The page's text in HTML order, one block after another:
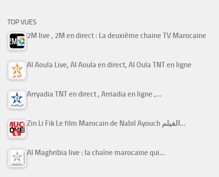
TOP VUES
2M live , 2M en direct : La deuxième chaine TV Marocaine
Al Aoula Live, Al Aoula en direct, Al Oula TNT en ligne
Arryadia TNT en direct , Arriadia en ligne ,…
Zin Li Fik Le film Marocain de Nabil Ayouch الفيلم…
Al Maghribia live : la chaîne marocaine qui…